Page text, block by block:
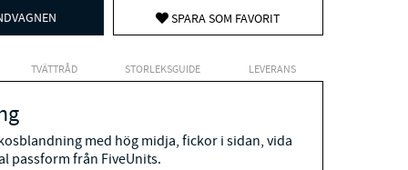
SPARA SOM FAVORIT
TVÄTTRÅD STORLEKSGUIDE LEVERANS
med hög midja, fickor i sidan, vida
passform från FiveUnits.